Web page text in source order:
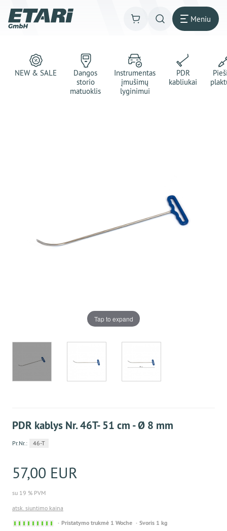
Meniu
NEW & SALE
Dangos
storio
matuoklis
Instrumentas
įmušimų
lyginimui
PDR
kabliukai
Tap to expand
PDR kablys Nr. 46T- 51 cm - Ø 8 mm
Pr.Nr.: 46-T
57,00 EUR
su 19 % PVM
atsk. siuntimo kaina
Sofort
Pristatymo trukmė 1 Woche Svoris 1 kg